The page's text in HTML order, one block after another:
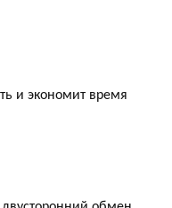
и экономит время